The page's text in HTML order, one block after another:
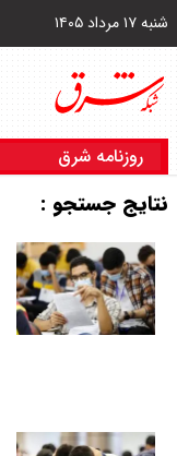
شنبه ۱۷ مرداد ۱۴۰۵
روزنامه شرق
نتایج جستجو :